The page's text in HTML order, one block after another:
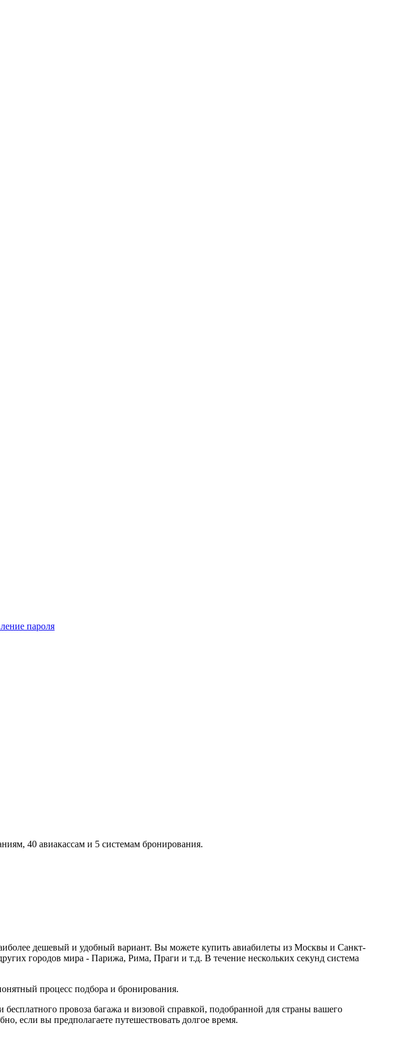
пароля
40 авиакассам и 5 системам бронирования.
дешевый и удобный вариант. Вы можете купить авиабилеты из Москвы и Санкт-
городов мира - Парижа, Рима, Праги и т.д. В течение нескольких секунд система
процесс подбора и бронирования.
провоза багажа и визовой справкой, подобранной для страны вашего
если вы предполагаете путешествовать долгое время.